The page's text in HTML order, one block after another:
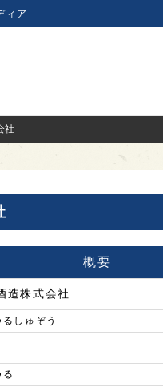
ィア
社
概要
造株式会社
しゅぞう
る